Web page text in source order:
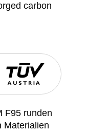
carbon
F95 runden
Materialien